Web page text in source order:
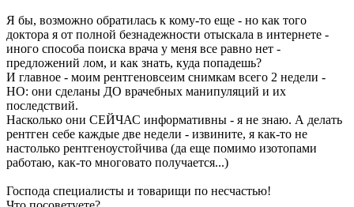
Я бы, возможно обратилась к кому-то еще - но как того
доктора я от полной безнадежности отыскала в интернете -
иного способа поиска врача у меня все равно нет -
предложений лом, и как знать, куда попадешь?
И главное - моим рентгеновсеим снимкам всего 2 недели -
НО: они сделаны ДО врачебных манипуляций и их
последствий.
Насколько они СЕЙЧАС информативны - я не знаю. А делать
рентген себе каждые две недели - извините, я как-то не
настолько рентгеноустойчива (да еще помимо изотопами
работаю, как-то многовато получается...)
Господа специалисты и товарищи по несчастью!